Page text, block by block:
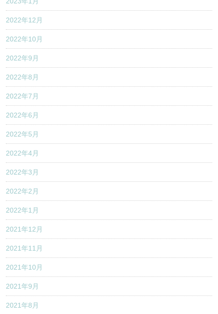
2022年12月
2022年10月
2022年9月
2022年8月
2022年7月
2022年6月
2022年5月
2022年4月
2022年3月
2022年2月
2022年1月
2021年12月
2021年11月
2021年10月
2021年9月
2021年8月